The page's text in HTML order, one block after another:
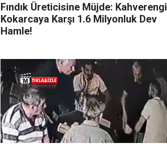
Fındık Üreticisine Müjde: Kahverengi
Kokarcaya Karşı 1.6 Milyonluk Dev
Hamle!